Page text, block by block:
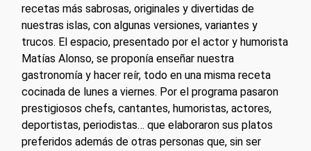
recetas más sabrosas, originales y divertidas de
nuestras islas, con algunas versiones, variantes y
trucos. El espacio, presentado por el actor y humorista
Matías Alonso, se proponía enseñar nuestra
gastronomía y hacer reír, todo en una misma receta
cocinada de lunes a viernes. Por el programa pasaron
prestigiosos chefs, cantantes, humoristas, actores,
deportistas, periodistas… que elaboraron sus platos
preferidos además de otras personas que, sin ser